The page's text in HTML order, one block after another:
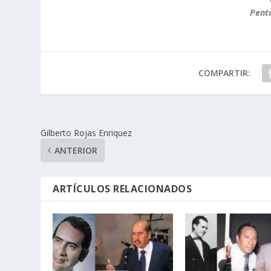
COMPARTIR:
Gilberto Rojas Enriquez
ANTERIOR
ARTÍCULOS RELACIONADOS